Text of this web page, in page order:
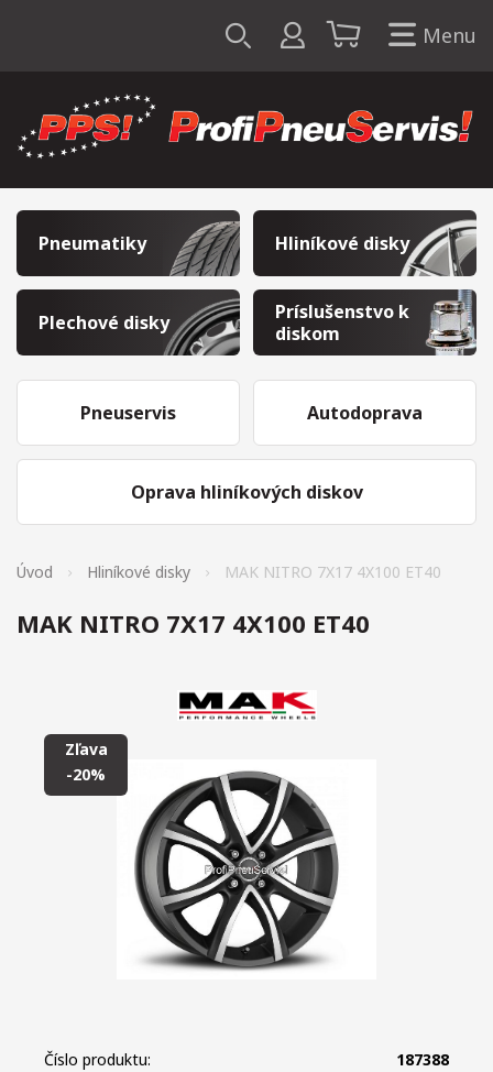
Menu
Pneumatiky Hliníkové disky
Plechové disky
Príslušenstvo k
diskom
Pneuservis
Oprava hliníkových diskov
Autodoprava
Úvod Hliníkové disky MAK NITRO 7X17 4X100 ET40
MAK NITRO 7X17 4X100 ET40
Zľava
-20%
Číslo produktu:
187388